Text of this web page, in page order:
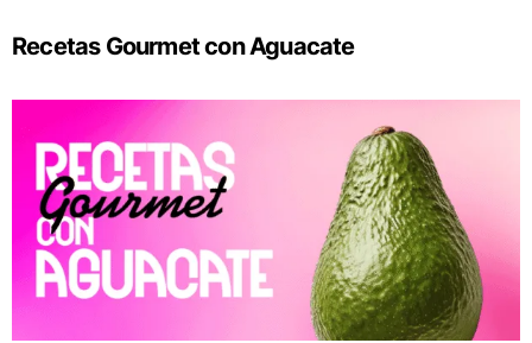
Recetas Gourmet con Aguacate